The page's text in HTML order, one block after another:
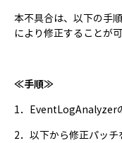
本不具合は、以下の手
により修正することが可
≪手順≫
1．EventLogAnalyzer
2．以下から修正パッチ